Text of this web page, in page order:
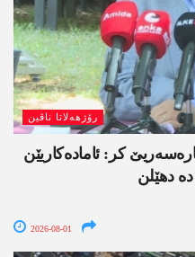
رۆژھەلاتا ناڤین
کر: ئامادەکاریێن
دھێلن
2026-08-01